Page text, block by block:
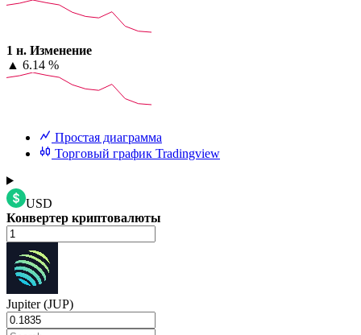
1 н. Изменение
▲ 6.14 %
Простая диаграмма
Торговый график Tradingview
USD
Конвертер криптовалюты
Jupiter (JUP)